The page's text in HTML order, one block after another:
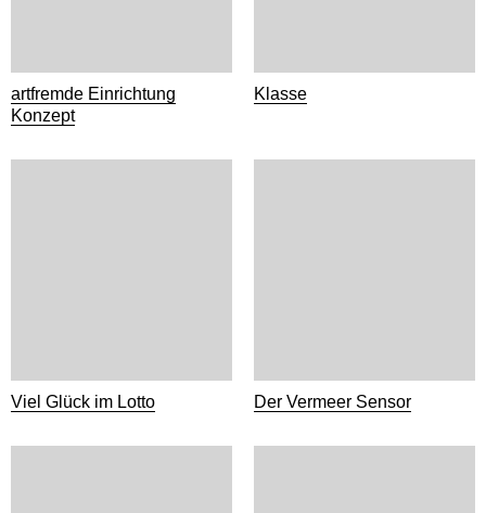
artfremde Einrichtung
Konzept
Klasse
Viel Glück im Lotto Der Vermeer Sensor